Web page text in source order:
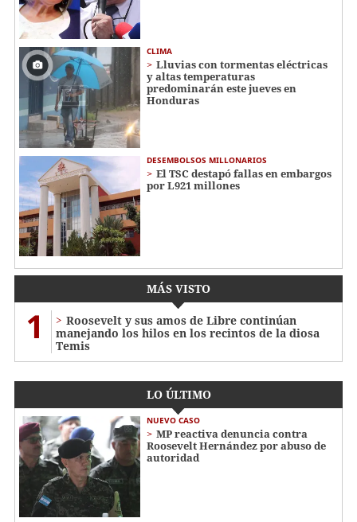
CLIMA
Lluvias con tormentas eléctricas
y altas temperaturas
predominarán este jueves en
Honduras
DESEMBOLSOS MILLONARIOS
El TSC destapó fallas en embargos
por L921 millones
MÁS VISTO
1
Roosevelt y sus amos de Libre continúan
manejando los hilos en los recintos de la diosa
Temis
LO ÚLTIMO
NUEVO CASO
MP reactiva denuncia contra
Roosevelt Hernández por abuso de
autoridad